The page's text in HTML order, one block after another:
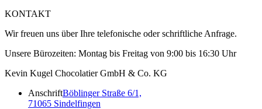
KONTAKT
Wir freuen uns über Ihre telefonische oder schriftliche Anfrage.
Unsere Bürozeiten: Montag bis Freitag von 9:00 bis 16:30 Uhr
Kevin Kugel Chocolatier GmbH & Co. KG
AnschriftBöblinger Straße 6/1,
71065 Sindelfingen